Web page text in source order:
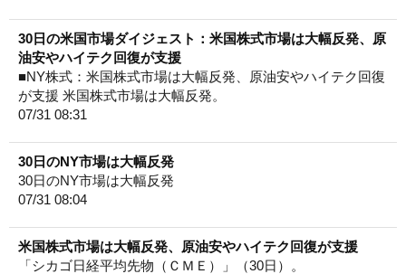
30日の米国市場ダイジェスト：米国株式市場は大幅反発、原
油安やハイテク回復が支援
■NY株式：米国株式市場は大幅反発、原油安やハイテク回復
が支援 米国株式市場は大幅反発。
07/31 08:31
30日のNY市場は大幅反発
30日のNY市場は大幅反発
07/31 08:04
米国株式市場は大幅反発、原油安やハイテク回復が支援
「シカゴ日経平均先物（ＣＭＥ）」（30日）。